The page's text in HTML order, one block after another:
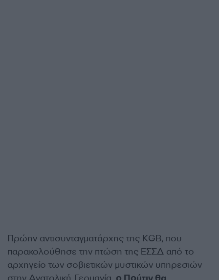
Πρώην αντισυνταγματάρχης της KGB, που
παρακολούθησε την πτώση της ΕΣΣΔ από το
αρχηγείο των σοβιετικών μυστικών υπηρεσιών